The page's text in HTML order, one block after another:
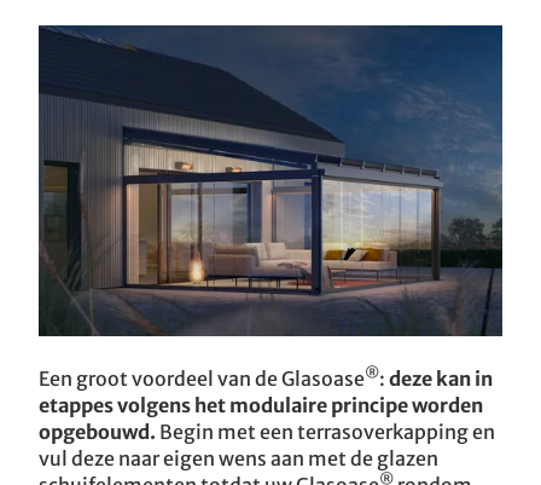
Een groot voordeel van de Glasoase®: deze kan in
etappes volgens het modulaire principe worden
opgebouwd. Begin met een terrasoverkapping en
vul deze naar eigen wens aan met de glazen
®